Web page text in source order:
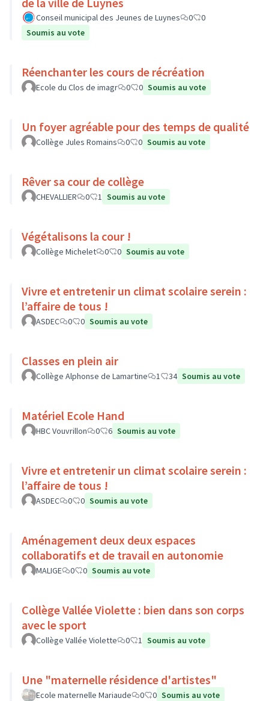
Conseil municipal des Jeunes de Luynes 0
0
Soumis au vote
Réenchanter les cours de récréation
Ecole du Clos de imagr 0 0 Soumis au vote
Un foyer agréable pour des temps de qualité
Collège Jules Romains 0 0 Soumis au vote
Rêver sa cour de collège
CHEVALLIER 0 1 Soumis au vote
Végétalisons la cour !
Collège Michelet 0 0 Soumis au vote
Vivre et entretenir un climat scolaire serein :
l’affaire de tous !
ASDEC 0 0 Soumis au vote
Classes en plein air
Collège Alphonse de Lamartine 1 34 Soumis au vote
Matériel Ecole Hand
HBC Vouvrillon 0 6 Soumis au vote
Vivre et entretenir un climat scolaire serein :
l’affaire de tous !
ASDEC 0 0 Soumis au vote
Aménagement deux deux espaces
collaboratifs et de travail en autonomie
MALIGE 0 0 Soumis au vote
Collège Vallée Violette : bien dans son corps
avec le sport
Collège Vallée Violette 0 1 Soumis au vote
Une "maternelle résidence d'artistes"
Ecole maternelle Mariaude 0 0 Soumis au vote